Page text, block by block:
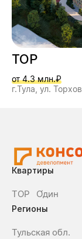
ТОР
от 4.3 млн.₽
г.Тула, ул.
Квартиры
ТОР О́дин
Регионы
Тульская обл.